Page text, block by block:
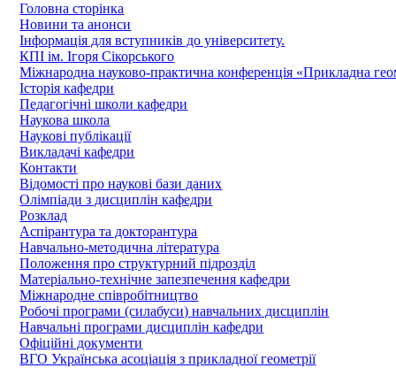
Головна сторінка
Новини та анонси
Інформація для вступників до університету.
КПІ ім. Ігоря Сікорського
Міжнародна науково-практична конференція «Прикладна
Історія кафедри
Педагогічні школи кафедри
Наукова школа
Наукові публікації
Викладачі кафедри
Контакти
Відомості про наукові бази даних
Олімпіади з дисциплін кафедри
Розклад
Аспірантура та докторантура
Навчально-методична література
Положення про структурний підрозділ
Матеріально-технічне запезпечення кафедри
Міжнародне співробітництво
Робочі програми (силабуси) навчальних дисциплін
Навчальні програми дисциплін кафедри
Офіційні документи
ВГО Українська асоціація з прикладної геометрії